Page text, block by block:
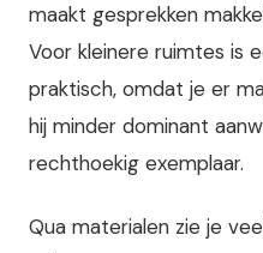
maakt gesprekken
Voor kleinere ruimtes is
praktisch, omdat je er
hij minder dominant
rechthoekig exemplaar.
Qua materialen zie je